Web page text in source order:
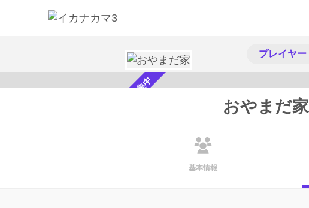
プレイヤー
メンバー募集中 おやまだ家
基本情報